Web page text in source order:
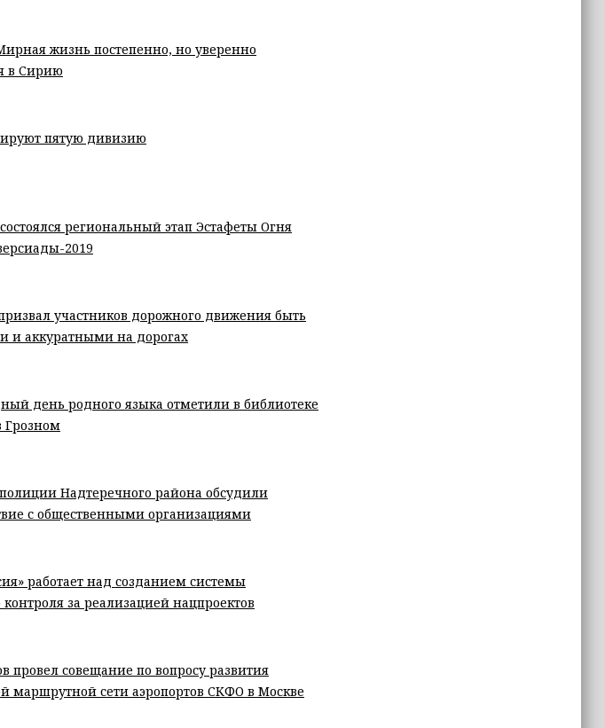
жизнь постепенно, но уверенно
в Сирию
пятую дивизию
региональный этап Эстафеты Огня
2019
участников дорожного движения быть
и аккуратными на дорогах
день родного языка отметили в библиотеке
Грозном
Надтеречного района обсудили
с общественными организациями
работает над созданием системы
контроля за реализацией нацпроектов
провел совещание по вопросу развития
маршрутной сети аэропортов СКФО в Москве